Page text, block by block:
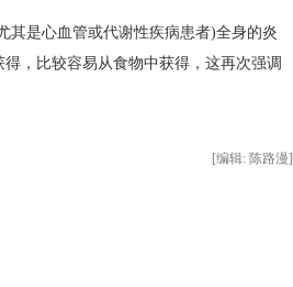
是心血管或代谢性疾病患者)全身的炎
，比较容易从食物中获得，这再次强调
[编辑: 陈路漫]